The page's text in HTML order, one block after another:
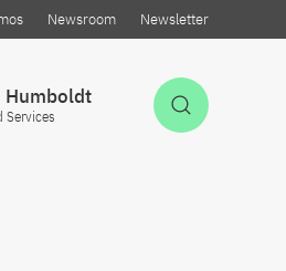
Newsroom Newsletter
Humboldt
Services